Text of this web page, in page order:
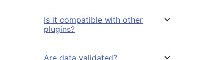
Is it compatible with other
plugins?
Are data validated?